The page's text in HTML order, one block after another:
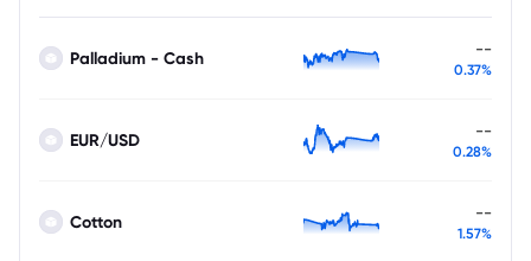
Palladium - Cash --
0.37%
EUR/USD --
0.28%
Cotton --
1.57%